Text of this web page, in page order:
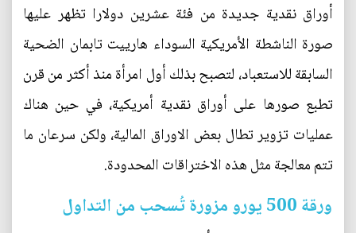
أوراق نقدية جديدة من فئة عشرين دولارا تظهر عليها
صورة الناشطة الأمريكية السوداء هارييت تابمان الضحية
السابقة للاستعباد، لتصبح بذلك أول امرأة منذ أكثر من قرن
تطبع صورها على أوراق نقدية أمريكية، في حين هناك
عمليات تزوير تطال بعض الاوراق المالية، ولكن سرعان ما
تتم معالجة مثل هذه الاختراقات المحدودة.
ورقة 500 يورو مزورة تُسحب من التداول